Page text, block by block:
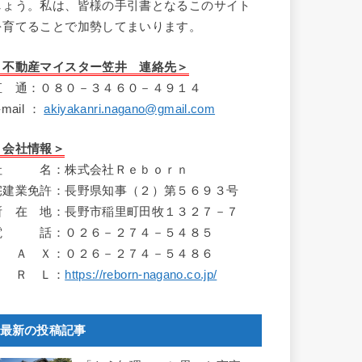
ょう。私は、皆様の手引書となるこのサイト
育てることで加勢してまいります。
不動産マイスター笠井 連絡先＞
通：０８０－３４６０－４９１４
mail ：akiyakanri.nagano@gmail.com
会社情報＞
名：株式会社Ｒｅｂｏｒｎ
建業免許：長野県知事（２）第５６９３号
在 地：長野市稲里町田牧１３２７－７
話：０２６－２７４－５４８５
Ａ Ｘ：０２６－２７４－５４８６
Ｒ Ｌ： https://reborn-nagano.co.jp/
最新の投稿記事